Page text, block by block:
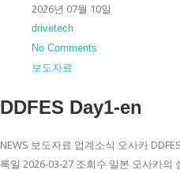
2026년 07월 10일
drivetech
No Comments
보도자료
DDFES Day1-en
NEWS 보도자료 업계소식 오사카
록일 2026-03-27 조회수 일본 오사카의